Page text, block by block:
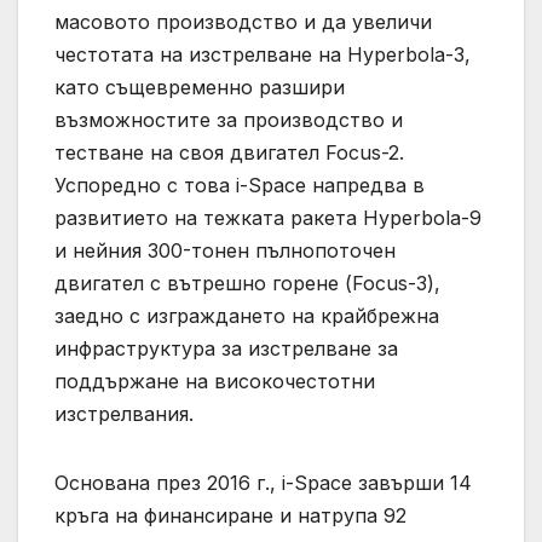
масовото производство и да увеличи
честотата на изстрелване на Hyperbola-3,
като същевременно разшири
възможностите за производство и
тестване на своя двигател Focus-2.
Успоредно с това i-Space напредва в
развитието на тежката ракета Hyperbola-9
и нейния 300-тонен пълнопоточен
двигател с вътрешно горене (Focus-3),
заедно с изграждането на крайбрежна
инфраструктура за изстрелване за
поддържане на високочестотни
изстрелвания.
Основана през 2016 г., i-Space завърши 14
кръга на финансиране и натрупа 92